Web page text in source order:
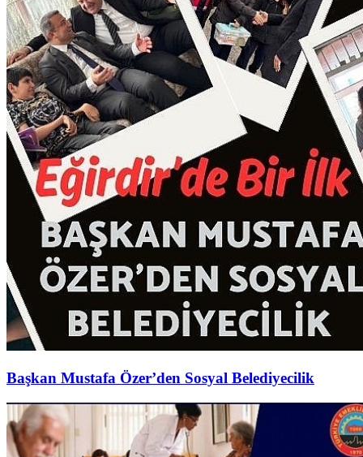
Başkan Mustafa Özer’den Sosyal Belediyecilik